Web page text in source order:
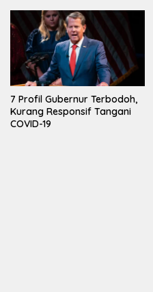
7 Profil Gubernur Terbodoh,
Kurang Responsif Tangani
COVID-19